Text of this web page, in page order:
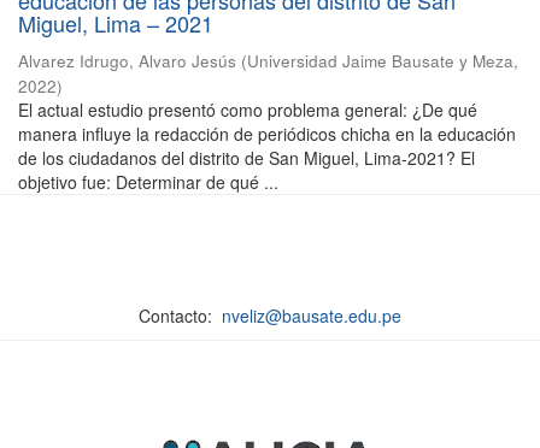
Miguel, Lima – 2021
Alvarez Idrugo, Alvaro Jesús (Universidad Jaime Bausate y Meza,
2022)
El actual estudio presentó como problema general: ¿De qué
manera influye la redacción de periódicos chicha en la educación
de los ciudadanos del distrito de San Miguel, Lima-2021? El
objetivo fue: Determinar de qué ...
Contacto: nveliz@bausate.edu.pe